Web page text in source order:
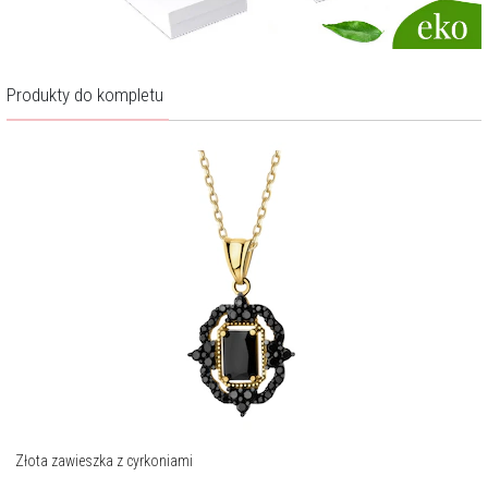
Produkty do kompletu
Złota zawieszka z cyrkoniami